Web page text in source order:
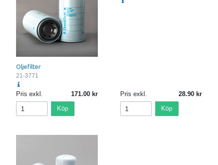
Oljefilter
21-3771
Pris exkl. 171.00
Köp
Pris exkl. 28.90
Köp